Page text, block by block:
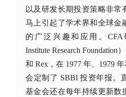
以及研发长期投资策略非常
马上引起了学术界和全球金
的广泛兴趣和应用。CFA
Institute Research Foundation
和 Rex，在 1977 年、1979
会定制了 SBBI 投资年报。
基金会还在每年持续更新数